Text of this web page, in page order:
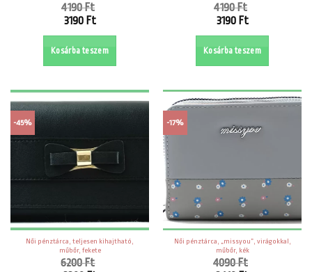
4190Ft
Original
4190 Ft.
3190 Ft
Current
price
is:
3190 Ft.
Kosárba teszem
4190Ft
Original
4190 Ft.
3190 Ft
Current
price
is:
3190 Ft.
Kosárba teszem
-45%
Női pénztárca, teljesen kihajtható,
műbőr, fekete
6200Ft
-17%
Női pénztárca, „missyou”, virágokkal,
műbőr, kék
4090Ft